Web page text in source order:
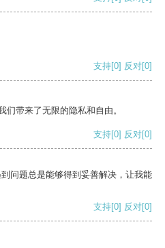
支持[0] 反对[0]
带来了无限的隐私和自由。
支持[0] 反对[0]
问题总是能够得到妥善解决，让我能
支持[0] 反对[0]